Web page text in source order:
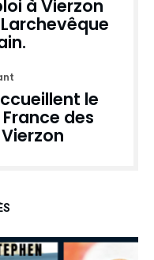
à Vierzon
le
des